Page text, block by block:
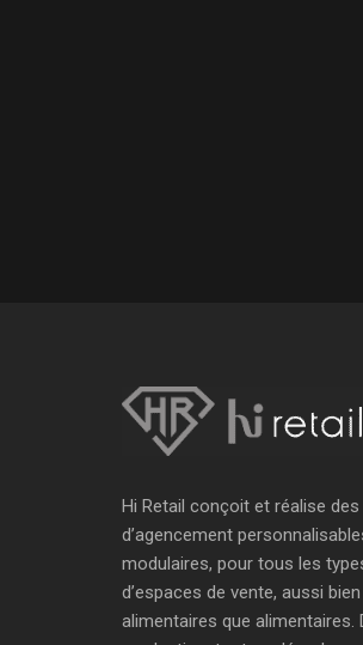
Hi Retail conçoit et réalise
d’agencement
modulaires, pour tous les
d’espaces de vente, aussi
alimentaires que alimentaires.